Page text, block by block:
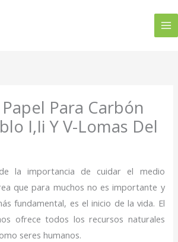
Para Carbón
I,Ii Y V-Lomas Del
de la importancia de cuidar el medio
que para muchos no es importante y
fundamental, es el inicio de la vida. El
ofrece todos los recursos naturales
seres humanos.